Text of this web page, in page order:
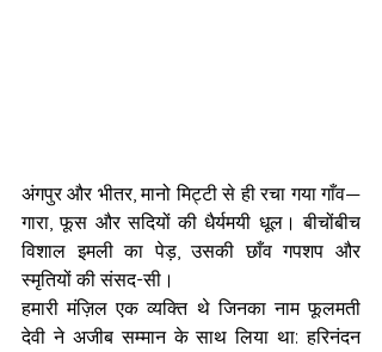
अंगपुर और भीतर, मानो मिट्टी से ही रचा गया गाँव—
गारा, फूस और सदियों की धैर्यमयी धूल। बीचोंबीच
विशाल इमली का पेड़, उसकी छाँव गपशप और
स्मृतियों की संसद-सी।
हमारी मंज़िल एक व्यक्ति थे जिनका नाम फूलमती
देवी ने अजीब सम्मान के साथ लिया था: हरिनंदन